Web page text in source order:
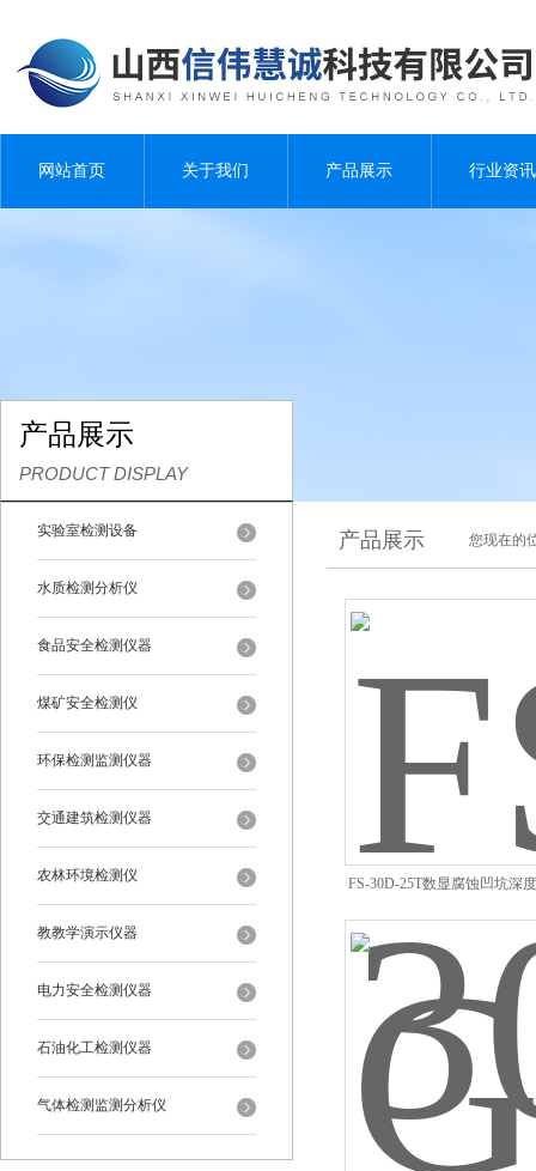
网站首页 关于我们 产品展示 行业资讯
产品展示
PRODUCT DISPLAY
实验室检测设备
水质检测分析仪
食品安全检测仪器
煤矿安全检测仪
环保检测监测仪器
交通建筑检测仪器
农林环境检测仪
教教学演示仪器
电力安全检测仪器
石油化工检测仪器
气体检测监测分析仪
产品展示 您现在的
FS-30D-25T数显腐蚀凹坑深